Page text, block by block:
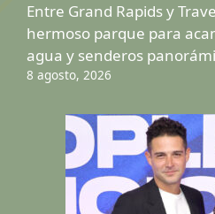
Entre Grand Rapids y
hermoso parque para
agua y senderos
8 agosto, 2026